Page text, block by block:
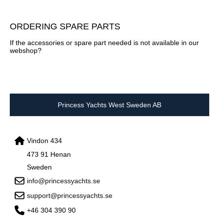
ORDERING SPARE PARTS
If the accessories or spare part needed is not available in our
webshop?
Princess Yachts West Sweden AB
Vindon 434
473 91 Henan
Sweden
info@princessyachts.se
support@princessyachts.se
+46 304 390 90